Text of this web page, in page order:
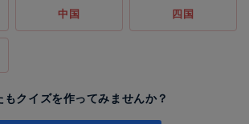
中国 四国
もクイズを作ってみませんか？